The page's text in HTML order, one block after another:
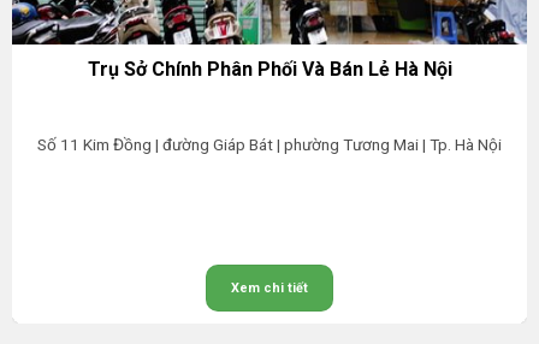
Trụ Sở Chính Phân Phối Và Bán Lẻ Hà Nội
Số 11 Kim Đồng | đường Giáp Bát | phường Tương Mai | Tp. Hà Nội
Xem chi tiết